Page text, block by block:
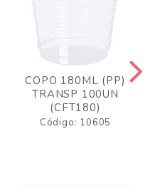
COPO 180ML (PP)
TRANSP 100UN
(CFT180)
Código: 10605